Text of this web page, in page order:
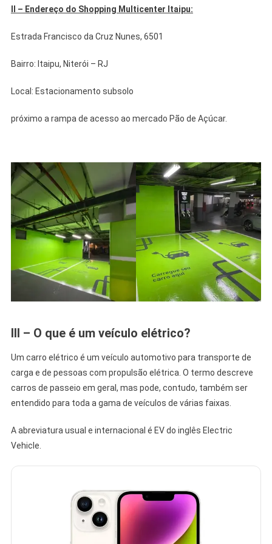
II – Endereço do Shopping Multicenter Itaipu:
Estrada Francisco da Cruz Nunes, 6501
Bairro: Itaipu, Niterói – RJ
Local: Estacionamento subsolo
próximo a rampa de acesso ao mercado Pão de Açúcar.
III – O que é um veículo elétrico?
Um carro elétrico é um veículo automotivo para transporte de
carga e de pessoas com propulsão elétrica. O termo descreve
carros de passeio em geral, mas pode, contudo, também ser
entendido para toda a gama de veículos de várias faixas.
A abreviatura usual e internacional é EV do inglês Electric
Vehicle.